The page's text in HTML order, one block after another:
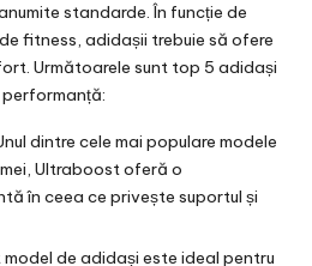
standarde. În funcție de
fitness, adidașii trebuie să ofere
Următoarele sunt top 5 adidași
dintre cele mai populare modele
Ultraboost oferă o
în ceea ce privește suportul și
model de adidași este ideal pentru